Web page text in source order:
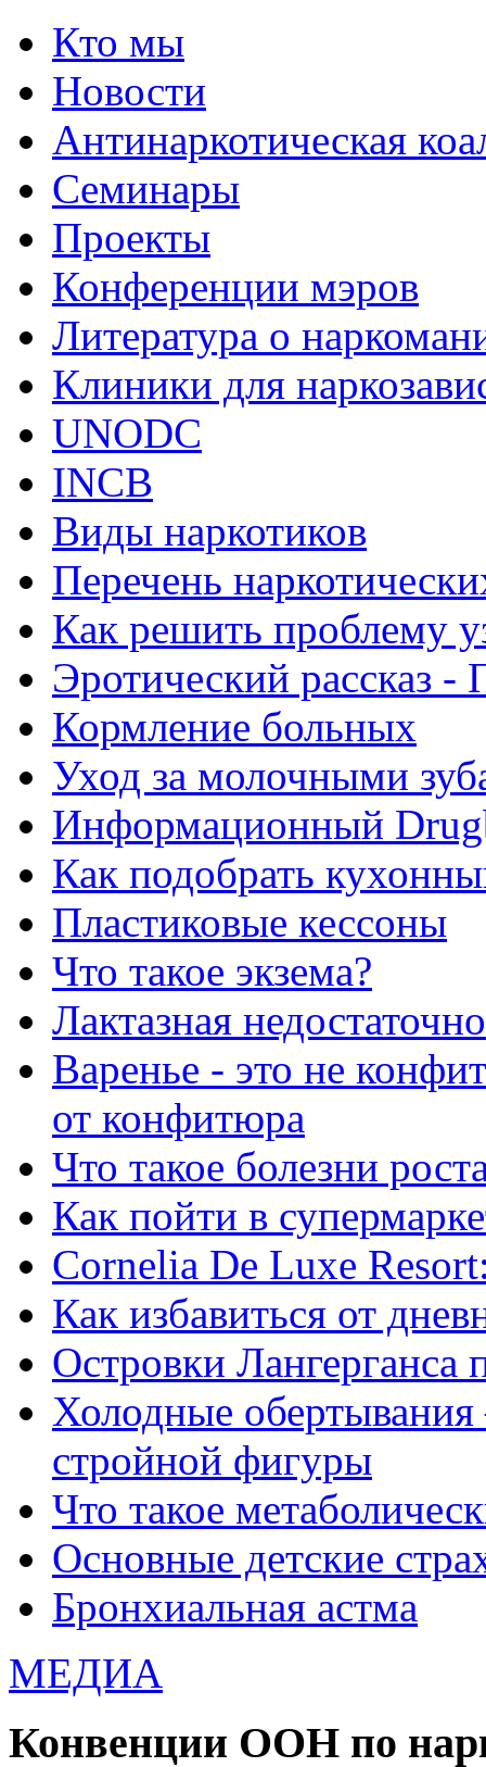
Кто мы
Новости
Антинаркотическая
Семинары
Проекты
Конференции мэров
Литература о
Клиники для
UNODC
INCB
Виды наркотиков
Перечень
Как решить проблему
Эротический рассказ -
Кормление больных
Уход за молочными
Информационный
Как подобрать
Пластиковые кессоны
Что такое экзема?
Лактазная
Варенье - это не
от конфитюра
Что такое болезни
Как пойти в
Сornelia De Luxe
Как избавиться от
Островки
Холодные обертывания
стройной фигуры
Что такое
Основные детские
Бронхиальная астма
МЕДИА
Конвенции ООН по